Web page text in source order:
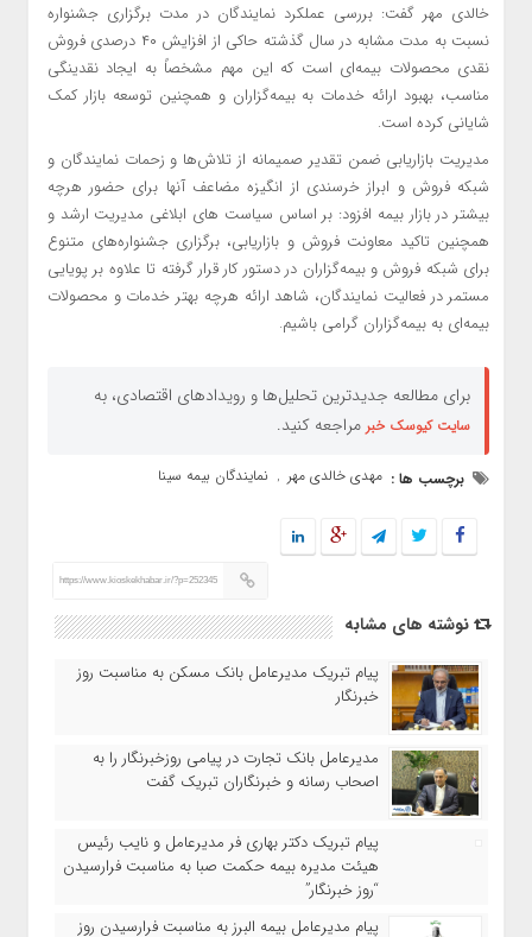
خالدی مهر گفت: بررسی عملکرد نمایندگان در مدت برگزاری جشنواره
نسبت به مدت مشابه در سال گذشته حاکی از افزایش ۴۰ درصدی فروش
نقدی محصولات بیمه‌ای است که این مهم مشخصاً به ایجاد نقدینگی
مناسب، بهبود ارائه خدمات به بیمه‌گزاران و همچنین توسعه بازار کمک
شایانی کرده است.
مدیریت بازاریابی ضمن تقدیر صمیمانه از تلاش‌ها و زحمات نمایندگان و
شبکه فروش و ابراز خرسندی از انگیزه مضاعف آنها برای حضور هرچه
بیشتر در بازار بیمه افزود: بر اساس سیاست های ابلاغی مدیریت ارشد و
همچنین تاکید معاونت فروش و بازاریابی، برگزاری جشنواره‌های متنوع
برای شبکه فروش و بیمه‌گزاران در دستور کار قرار گرفته تا علاوه بر پویایی
مستمر در فعالیت نمایندگان، شاهد ارائه هرچه بهتر خدمات و محصولات
بیمه‌ای به بیمه‌گزاران گرامی باشیم.
برای مطالعه جدیدترین تحلیل‌ها و رویدادهای اقتصادی، به
سایت کیوسک خبرمراجعه کنید.
برچسب ها : مهدی خالدی مهر , نمایندگان بیمه سینا
https://www.kioskekhabar.ir/?p=252345
نوشته های مشابه
پیام تبریک مدیرعامل بانک مسکن به مناسبت روز
خبرنگار
مدیرعامل بانک تجارت در پیامی روزخبرنگار را به
اصحاب رسانه و خبرنگاران تبریک گفت
پیام تبریک دکتر بهاری فر مدیرعامل و نایب رئیس
هیئت مدیره بیمه حکمت صبا به مناسبت فرارسیدن
“روز خبرنگار”
پیام مدیرعامل بیمه البرز به مناسبت فرارسیدن روز